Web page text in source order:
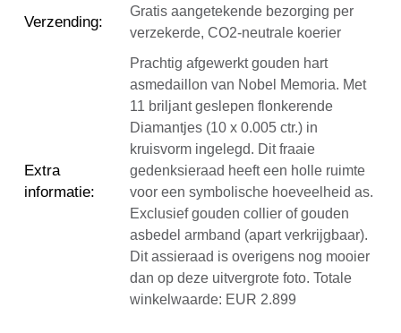
Verzending:
Gratis aangetekende bezorging per
verzekerde, CO2-neutrale koerier
Extra
informatie:
Prachtig afgewerkt gouden hart
asmedaillon van Nobel Memoria. Met
11 briljant geslepen flonkerende
Diamantjes (10 x 0.005 ctr.) in
kruisvorm ingelegd. Dit fraaie
gedenksieraad heeft een holle ruimte
voor een symbolische hoeveelheid as.
Exclusief gouden collier of gouden
asbedel armband (apart verkrijgbaar).
Dit assieraad is overigens nog mooier
dan op deze uitvergrote foto. Totale
winkelwaarde: EUR 2.899